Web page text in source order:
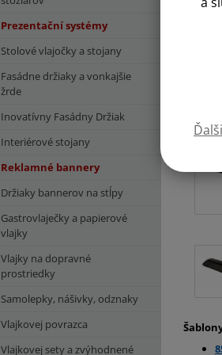
Prezentační systémy
Stolové vlajočky a stojany
Fasádne držiaky a vonkajšie
žrde
Inovatívny Fasádny Držiak
Interiérové stojany
Reklamné bannery
Držiaky bannerov na stĺpy
Gastrovlaječky a papierové
vlajky
Vlajky na dopravné
prostriedky
Samolepky, nášivky, odznaky
Vlajkovej povrazca
Vlajkovej sety a zvýhodnené